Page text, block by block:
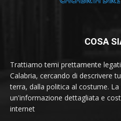
COSA
Trattiamo temi prettamente
Calabria, cercando di descrivere
terra, dalla politica al costume.
un'informazione dettagliata e
internet